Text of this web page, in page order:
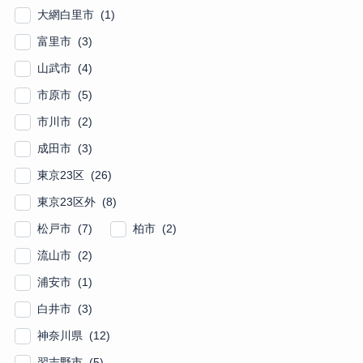
大網白里市 (1)
富里市 (3)
山武市 (4)
市原市 (5)
市川市 (2)
成田市 (3)
東京23区 (26)
東京23区外 (8)
松戸市 (7) 柏市 (2)
流山市 (2)
浦安市 (1)
白井市 (3)
神奈川県 (12)